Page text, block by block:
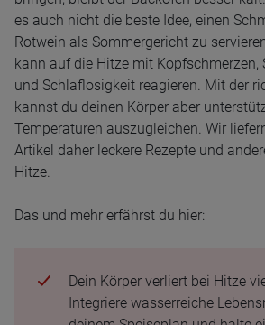
es auch nicht die beste Idee, einen
Rotwein als Sommergericht zu
kann auf die Hitze mit Kopfschmerzen,
und Schlaflosigkeit reagieren. Mit der
kannst du deinen Körper aber
Temperaturen auszugleichen. Wir
Artikel daher leckere Rezepte und
Hitze.
Das und mehr erfährst du hier:
Dein Körper verliert bei Hitze
Integriere wasserreiche